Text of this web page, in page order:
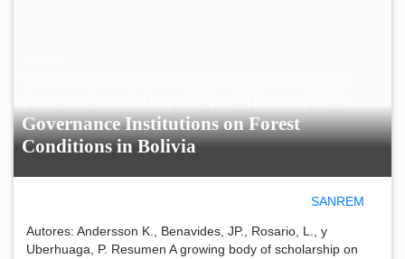
Governance Institutions on Forest
Conditions in Bolivia
SANREM
Autores: Andersson K., Benavides, JP., Rosario, L., y
Uberhuaga, P. Resumen A growing body of scholarship on